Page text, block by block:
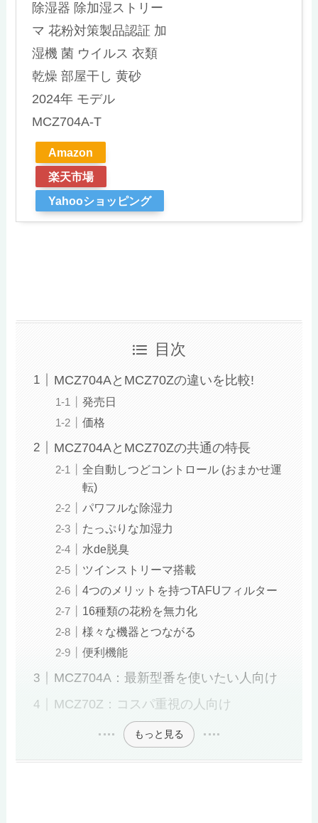
除湿器 除加湿ストリー
マ 花粉対策製品認証 加
湿機 菌 ウイルス 衣類
乾燥 部屋干し 黄砂
2024年 モデル
MCZ704A-T
Amazon
楽天市場
Yahooショッピング
目次
MCZ704AとMCZ70Zの違いを比較!
発売日
価格
MCZ704AとMCZ70Zの共通の特長
全自動しつどコントロール (おまかせ運
転)
パワフルな除湿力
たっぷりな加湿力
水de脱臭
ツインストリーマ搭載
4つのメリットを持つTAFUフィルター
16種類の花粉を無力化
様々な機器とつながる
便利機能
MCZ704A：最新型番を使いたい人向け
MCZ70Z：コスパ重視の人向け
もっと見る